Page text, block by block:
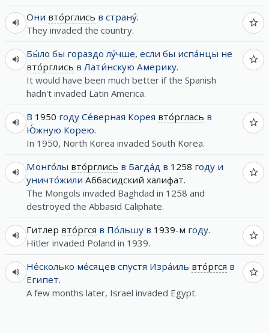
Они вто́рглись в страну́.
They invaded the country.
Бы́ло бы гораздо лу́чше, если бы испа́нцы не
вто́рглись в Лати́нскую Америку.
It would have been much better if the Spanish
hadn't invaded Latin America.
В 1950 году Се́верная Корея вто́рглась в
Ю́жную Корею.
In 1950, North Korea invaded South Korea.
Монго́лы вто́рглись в Багда́д в 1258 году и
уничто́жили Аббасидский халифат.
The Mongols invaded Baghdad in 1258 and
destroyed the Abbasid Caliphate.
Гитлер вто́ргся в По́льшу в 1939-м году.
Hitler invaded Poland in 1939.
Не́сколько ме́сяцев спустя Изра́иль вто́ргся в
Египет.
A few months later, Israel invaded Egypt.